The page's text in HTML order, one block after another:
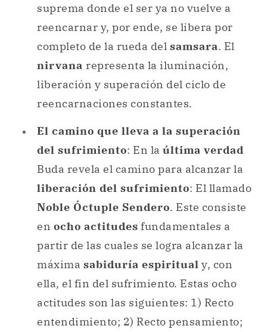
suprema donde el ser ya no vuelve a
reencarnar y, por ende, se libera por
completo de la rueda del samsara. El
nirvana representa la iluminación,
liberación y superación del ciclo de
reencarnaciones constantes.
El camino que lleva a la superación
del sufrimiento: En la última verdad
Buda revela el camino para alcanzar la
liberación del sufrimiento: El llamado
Noble Óctuple Sendero. Este consiste
en ocho actitudes fundamentales a
partir de las cuales se logra alcanzar la
máxima sabiduría espiritual y, con
ella, el fin del sufrimiento. Estas ocho
actitudes son las siguientes: 1) Recto
entendimiento; 2) Recto pensamiento;